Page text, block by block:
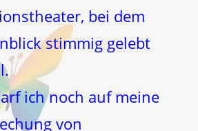
bei dem
stimmig gelebt
ich noch auf meine
von